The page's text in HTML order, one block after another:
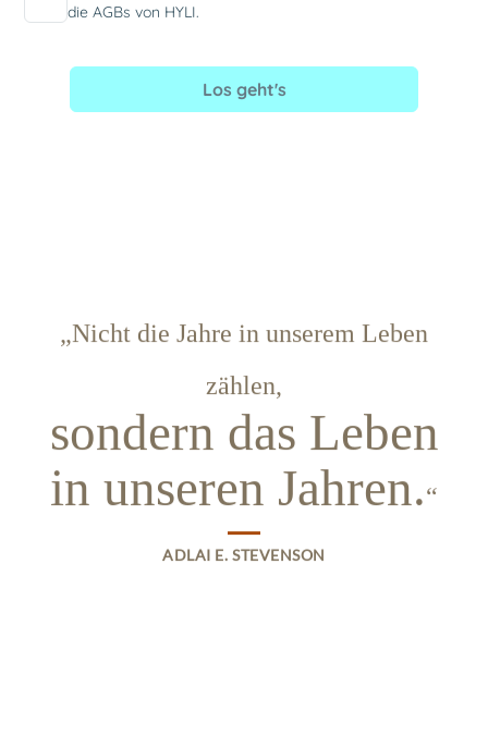
„Nicht die Jahre in unserem Leben
zählen,
sondern das Leben
in unseren Jahren.“
ADLAI E. STEVENSON